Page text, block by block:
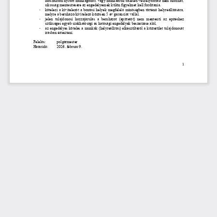
1
síkosság mentesítésére az engedélyesnek külön figyelmet kell fordítania.
-
kötelezi a kivitelezőt a bontási helyek megfelelő minőségben történő helyreállítására,
melyre a beruházó/kivitelező közösen 5 év garanciát vállal.
-
jelen  tulajdonosi  hozzájárulás  a  beruházót  (építtetőt)  nem  mentesíti  az  építéshez
szükséges egyéb szakhatósági és hatósági engedélyek beszerzése alól,
-
az engedélyes köteles a munkák (helyreállítás) elkészültéről a közterület tulajdonosát
írásban értesíteni.
Felelős:
polgármester
Határidő:
2026. február 9.